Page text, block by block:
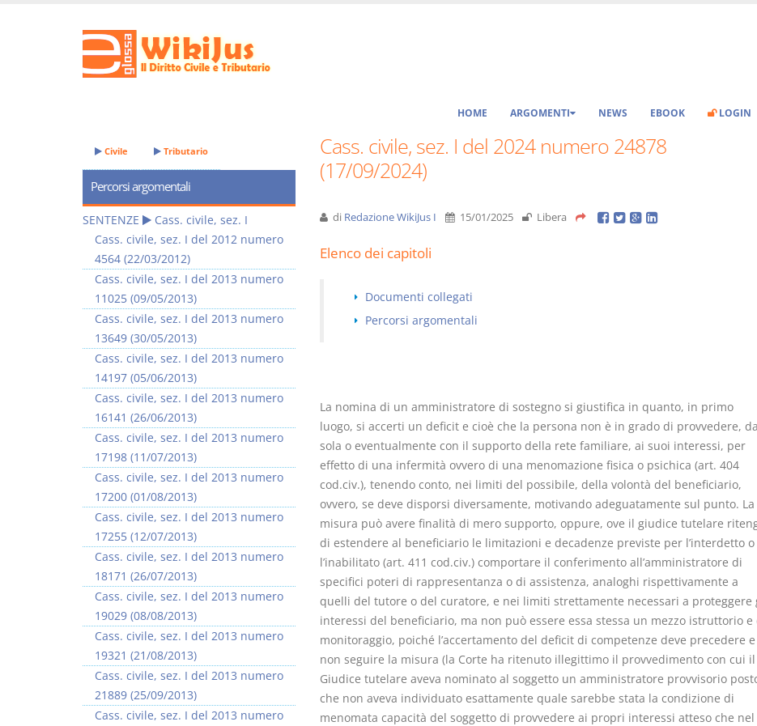
HOME ARGOMENTI NEWS EBOOK LOGIN
Cass. civile, sez. I del 2024 numero 24878
(17/09/2024)
di Redazione WikiJus I 15/01/2025 Libera
Elenco dei capitoli
Documenti collegati
Percorsi argomentali
La nomina di un amministratore di sostegno si giustifica in quanto, in primo
luogo, si accerti un deficit e cioè che la persona non è in grado di provvedere, da
sola o eventualmente con il supporto della rete familiare, ai suoi interessi, per
effetto di una infermità ovvero di una menomazione fisica o psichica (art. 404
cod.civ.), tenendo conto, nei limiti del possibile, della volontà del beneficiario,
ovvero, se deve disporsi diversamente, motivando adeguatamente sul punto. La
misura può avere finalità di mero supporto, oppure, ove il giudice tutelare
di estendere al beneficiario le limitazioni e decadenze previste per l’interdetto o
l’inabilitato (art. 411 cod.civ.) comportare il conferimento all’amministratore di
specifici poteri di rappresentanza o di assistenza, analoghi rispettivamente a
quelli del tutore o del curatore, e nei limiti strettamente necessari a proteggere
interessi del beneficiario, ma non può essere essa stessa un mezzo istruttorio e
monitoraggio, poiché l’accertamento del deficit di competenze deve precedere e
non seguire la misura (la Corte ha ritenuto illegittimo il provvedimento con cui il
Giudice tutelare aveva nominato al soggetto un amministratore provvisorio
che non aveva individuato esattamente quale sarebbe stata la condizione di
menomata capacità del soggetto di provvedere ai propri interessi atteso che nel
Civile Tributario
Percorsi argomentali
SENTENZE
Cass. civile, sez. I
Cass. civile, sez. I del 2012 numero
4564 (22/03/2012)
Cass. civile, sez. I del 2013 numero
11025 (09/05/2013)
Cass. civile, sez. I del 2013 numero
13649 (30/05/2013)
Cass. civile, sez. I del 2013 numero
14197 (05/06/2013)
Cass. civile, sez. I del 2013 numero
16141 (26/06/2013)
Cass. civile, sez. I del 2013 numero
17198 (11/07/2013)
Cass. civile, sez. I del 2013 numero
17200 (01/08/2013)
Cass. civile, sez. I del 2013 numero
17255 (12/07/2013)
Cass. civile, sez. I del 2013 numero
18171 (26/07/2013)
Cass. civile, sez. I del 2013 numero
19029 (08/08/2013)
Cass. civile, sez. I del 2013 numero
19321 (21/08/2013)
Cass. civile, sez. I del 2013 numero
21889 (25/09/2013)
Cass. civile, sez. I del 2013 numero
I Vincoli Preliminari
Versione ebook
Usufrutto Uso e
Abitazione
D. Minussi
Versione ebook
€ 4,19
(iva incl.)
Prescrizione e
decadenza
D. Minussi
Versione ebook€ 4,19
(iva incl.)
Rapporto e
relazione giuridica
D. Minussi
Versione ebook€
(iva incl.)